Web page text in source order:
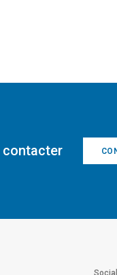
contacter